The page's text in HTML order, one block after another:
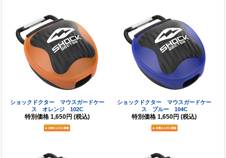
ショックドクター マウスガードケー
ス オレンジ 102C
特別価格 1,650円 (税込)
ショックドクター マウスガードケー
ス ブルー 104C
特別価格 1,650円 (税込)